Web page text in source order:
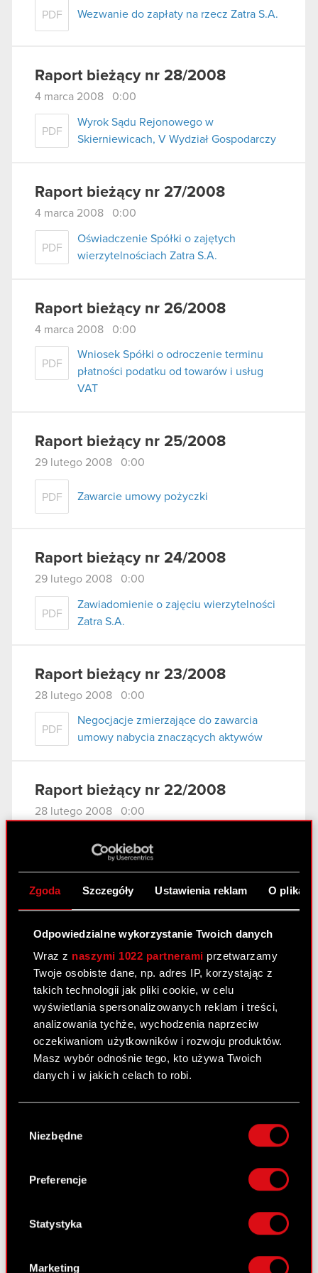
Zgoda Szczegóły Ustawienia reklam O
Odpowiedzialne wykorzystanie Twoich danych
Wraz z naszymi 1022 partnerami przetwarzamy
Twoje osobiste dane, np. adres IP, korzystając z
takich technologii jak pliki cookie, w celu
wyświetlania spersonalizowanych reklam i treści,
analizowania tychże, wychodzenia naprzeciw
oczekiwaniom użytkowników i rozwoju produktów.
Masz wybór odnośnie tego, kto używa Twoich
danych i w jakich celach to robi.
lokalizacji geograficznej z dokładnością nawet
Identyfikować Twoje urządzenie, aktywnie
analizując charakteryzującego je zbiory
palca)
osobiste dane są przetwarzane oraz ustaw własne
zgody
Niezbędne
Preferencje
Statystyka
Marketing
PDF Wezwanie do zapłaty na rzecz Zatra S.A.
Raport bieżący nr 28/2008
4 marca 2008 0:00
PDF
Wyrok Sądu Rejonowego w
Skierniewicach, V Wydział Gospodarczy
Raport bieżący nr 27/2008
4 marca 2008 0:00
PDF
Oświadczenie Spółki o zajętych
wierzytelnościach Zatra S.A.
Raport bieżący nr 26/2008
4 marca 2008 0:00
PDF
Wniosek Spółki o odroczenie terminu
płatności podatku od towarów i usług
VAT
Raport bieżący nr 25/2008
29 lutego 2008 0:00
PDF Zawarcie umowy pożyczki
Raport bieżący nr 24/2008
29 lutego 2008 0:00
PDF
Zawiadomienie o zajęciu wierzytelności
Zatra S.A.
Raport bieżący nr 23/2008
28 lutego 2008 0:00
PDF
Negocjacje zmierzające do zawarcia
umowy nabycia znaczących aktywów
Raport bieżący nr 22/2008
28 lutego 2008 0:00
Papierów Wartościowych S.A. w sprawie
warunkowej rejestracji akcji serii C1
Spółki
Raport bieżący nr 21/2008
26 lutego 2008 0:00
PDF
Prolongata terminu spłaty wierzytelności
- zmiana znaczącej umowy
Raport bieżący nr 20/2008
25 lutego 2008 0:00
Ustanowienie tymczasowego nadzorcy
Warszawy w Warszawie, X Wydział
Raport bieżący nr 19/2008